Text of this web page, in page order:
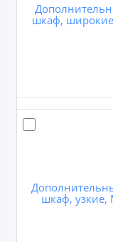
шкаф,
шкаф,